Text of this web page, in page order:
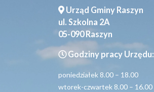
Urząd Gminy Raszyn
ul. Szkolna 2A
05-090 Raszyn
Godziny pracy Urzędu:
poniedziałek 8.00 – 18.00
wtorek-czwartek 8.00 – 16.00